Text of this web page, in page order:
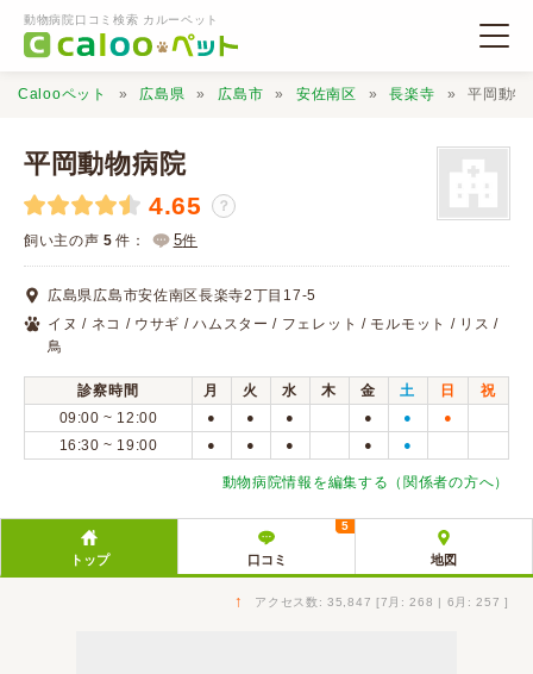
動物病院口コミ検索 カルーペット
動物病院検索
口コミ検索
Calooペットとは？
口コミ投稿
Calooペット 広島県 広島市 安佐南区 長楽寺 平岡動物
平岡動物病院
4.65 ？
飼い主の声 5 件： 5件
広島県広島市安佐南区長楽寺2丁目17-5
イヌ / ネコ / ウサギ / ハムスター / フェレット / モルモット / リス /
鳥
診察時間 月 火 水 木 金 土 日
祝
09:00 ~ 12:00
● ● ● ● ● ●
16:30 ~ 19:00 ● ● ● ● ●
動物病院情報を編集する（関係者の方へ）
トップ 口コミ
5
地図
↑ アクセス数: 35,847 [7月: 268 | 6月: 257 ]